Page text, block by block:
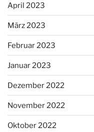
April 2023
März 2023
Februar 2023
Januar 2023
Dezember 2022
November 2022
Oktober 2022